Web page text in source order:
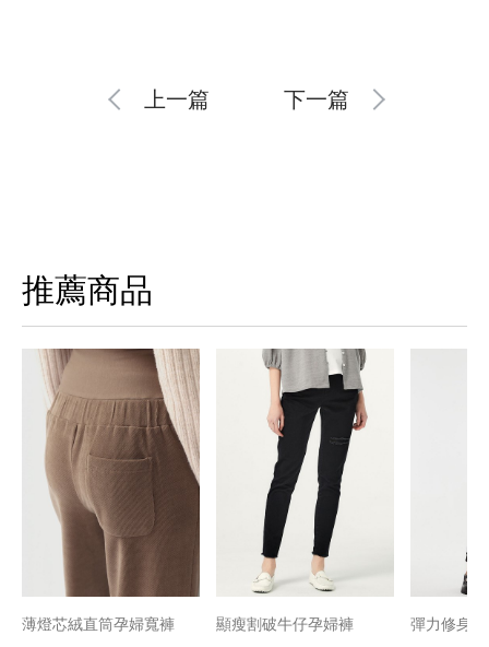
上一篇 下一篇
推薦商品
薄燈芯絨直筒孕婦寬褲 顯瘦割破牛仔孕婦褲 彈力修身